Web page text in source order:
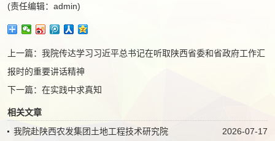
(责任编辑：admin)
上一篇： 我院传达学习习近平总书记在听取陕西省委和省政府工作汇
报时的重要讲话精神
下一篇： 在实践中求真知
相关文章
2026-07-17
我院赴陕西农发集团土地工程技术研究院